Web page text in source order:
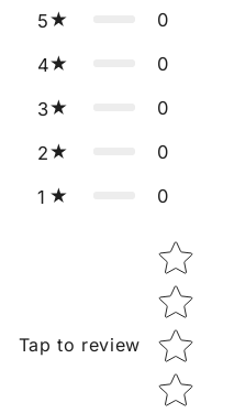
5 0
4 0
3 0
2 0
1 0
Tap to review
Star